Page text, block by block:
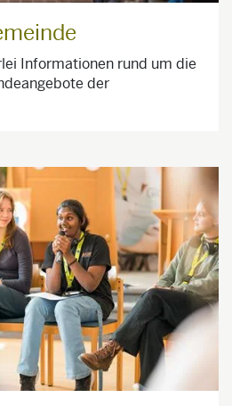
Informationen rund um die
der